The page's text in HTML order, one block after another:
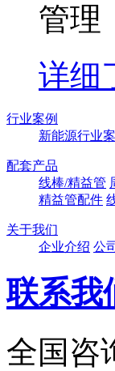
管理
详细
行业案例
新能源行业
配套产品
线棒/精益管
精益管配件
关于我们
企业介绍 公
联系我
全国咨